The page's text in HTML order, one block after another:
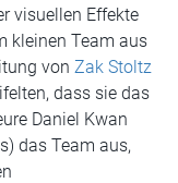
visuellen Effekte
kleinen Team aus
von Zak Stoltz
dass sie das
Daniel Kwan
das Team aus,